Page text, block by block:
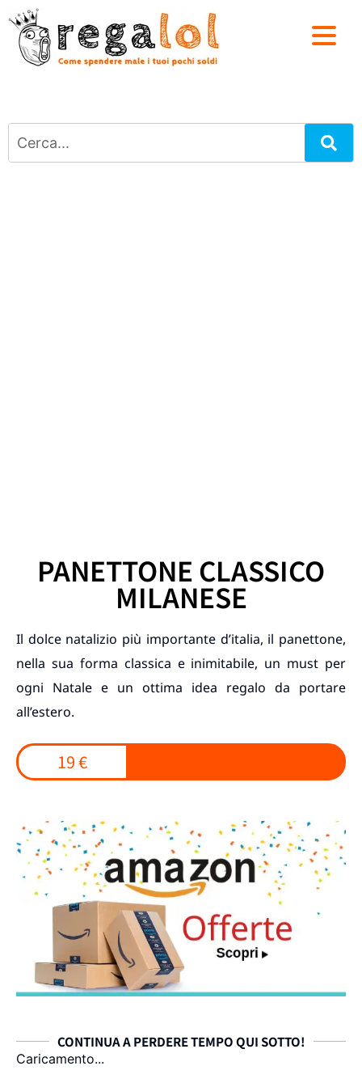
PANETTONE CLASSICO
MILANESE
Il dolce natalizio più importante d’italia, il panettone,
nella sua forma classica e inimitabile, un must per
ogni Natale e un ottima idea regalo da portare
all’estero.
19 €
CONTINUA A PERDERE TEMPO QUI SOTTO!
Caricamento...